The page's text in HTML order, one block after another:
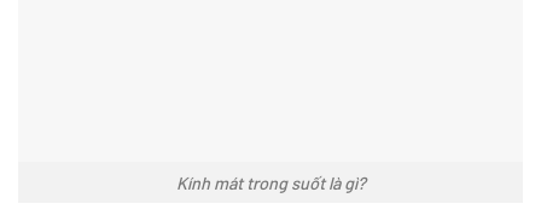
Kính mát trong suốt là gì?